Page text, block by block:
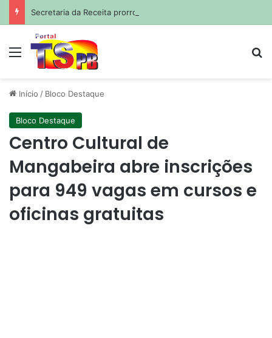
Menu
Início / Bloco Destaque
Bloco Destaque
Centro Cultural de
Mangabeira abre inscrições
para 949 vagas em cursos e
oficinas gratuitas